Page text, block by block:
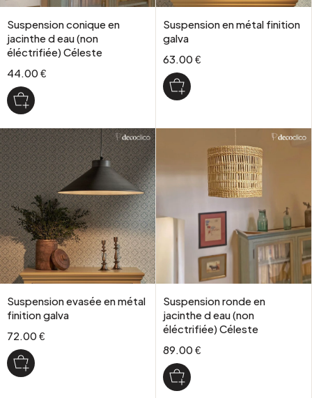
Suspension conique en
jacinthe d eau (non
éléctrifiée) Céleste
44.00 €
Suspension en métal finition
galva
63.00 €
Suspension evasée en métal
finition galva
72.00 €
Suspension ronde en
jacinthe d eau (non
éléctrifiée) Céleste
89.00 €